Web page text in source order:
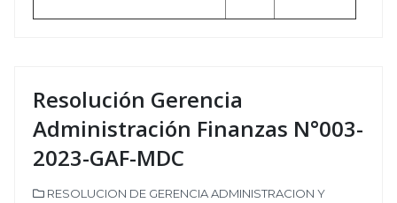
Resolución Gerencia
Administración Finanzas N°003-
2023-GAF-MDC
RESOLUCION DE GERENCIA ADMINISTRACION Y